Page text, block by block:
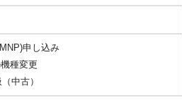
申し込み
種変更
中古）